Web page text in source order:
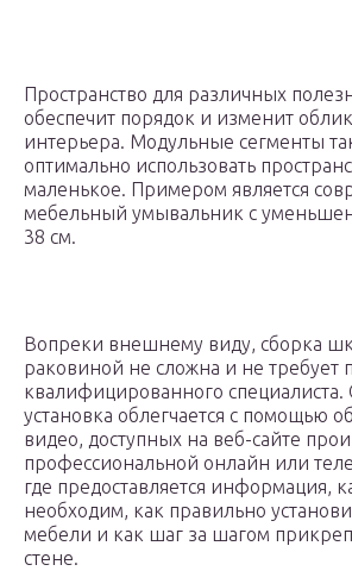
Пространство для различных
обеспечит порядок и изменит
интерьера. Модульные сегменты
оптимально использовать
маленькое. Примером является
мебельный умывальник с
38 см.
Вопреки внешнему виду, сборка
раковиной не сложна и не требует
квалифицированного специалиста.
установка облегчается с помощью
видео, доступных на веб-сайте
профессиональной онлайн или
где предоставляется информация,
необходим, как правильно
мебели и как шаг за шагом
стене.